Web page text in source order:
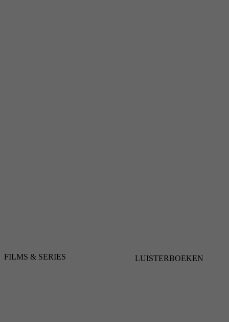
FILMS & SERIES LUISTERBOEKEN